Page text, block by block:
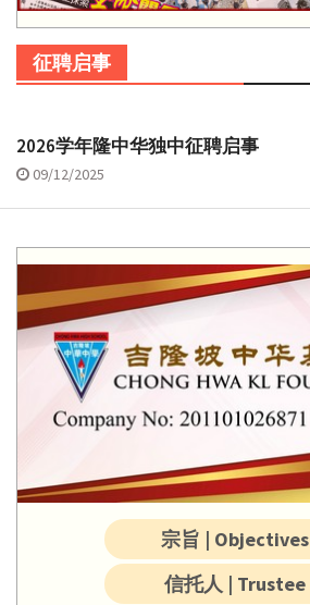
征聘启事
2026学年隆中华独中征聘启事
09/12/2025
宗旨 | Objectives
信托人 | Trustee